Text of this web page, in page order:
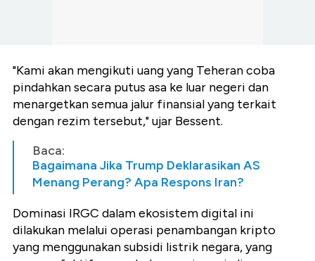
"Kami akan mengikuti uang yang Teheran coba
pindahkan secara putus asa ke luar negeri dan
menargetkan semua jalur finansial yang terkait
dengan rezim tersebut," ujar Bessent.
Baca:
Bagaimana Jika Trump Deklarasikan AS
Menang Perang? Apa Respons Iran?
Dominasi IRGC dalam ekosistem digital ini
dilakukan melalui operasi penambangan kripto
yang menggunakan subsidi listrik negara, yang